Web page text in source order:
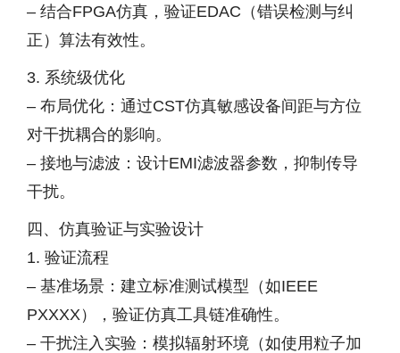
– 结合FPGA仿真，验证EDAC（错误检测与纠
正）算法有效性。
3. 系统级优化
– 布局优化：通过CST仿真敏感设备间距与方位
对干扰耦合的影响。
– 接地与滤波：设计EMI滤波器参数，抑制传导
干扰。
四、仿真验证与实验设计
1. 验证流程
– 基准场景：建立标准测试模型（如IEEE
PXXXX），验证仿真工具链准确性。
– 干扰注入实验：模拟辐射环境（如使用粒子加